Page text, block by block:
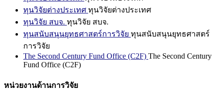
ทุนวิจัยต่างประเทศ ทุนวิจัยต่างประเทศ
ทุนวิจัย สบจ. ทุนวิจัย สบจ.
ทุนสนับสนุนยุทธศาสตร์การวิจัย ทุนสนับสนุนยุทธศาสตร์
การวิจัย
The Second Century Fund Office (C2F) The Second Century
Fund Office (C2F)
หน่วยงานด้านการวิจัย